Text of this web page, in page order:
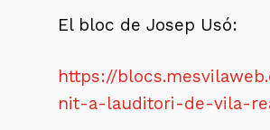
El bloc de Josep Usó:
https://
nit-a-lauditori-de-vila-